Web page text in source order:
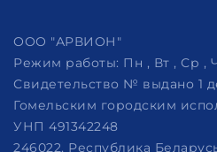
ООО "АРВИОН"
Режим работы: Пн , Вт , Ср ,
Свидетельство № выдано 1
Гомельским городским
УНП 491342248
246022, Республика